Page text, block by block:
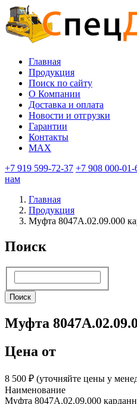
Перейти
к
основному
содержанию
Основная
навигация
Главная
Продукция
Поиск по сайту
O Компании
Доставка и оплата
Новости и отгрузки
Гарантии
Контакты
MAX
+7 919 599-72-37 +7 908 000-01-
нам
Главная
Продукция
Муфта 8047А.02.09.000
Поиск
Поиск
Муфта
Цена от
8 500 ₽︁ (уточняйте цены у
Наименование
Муфта 8047А.02.09.000